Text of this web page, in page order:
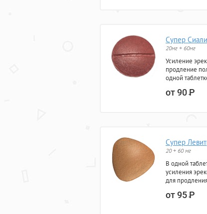
Супер
20мг + 60мг
Усиление
продление
одной
от 90Р
Супер
20 + 60 мг
В одной
усиления
для
от 95Р